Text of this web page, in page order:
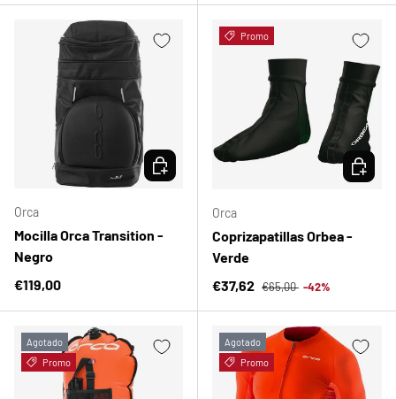
Orca
Mocilla Orca Transition -
Negro
Precio normal
€119,00
ELEGIR OPCIONES
Promo
Orca
Coprizapatillas Orbea -
Verde
Precio de venta
€37,62 Precio normal
€65,00 -42%
ELEGIR
Agotado
Promo
Agotado
Promo